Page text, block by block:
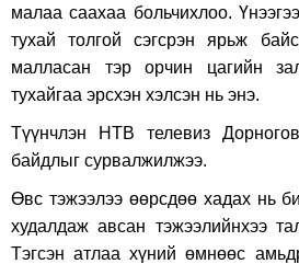
малаа саахаа больчихлоо.
тухай толгой сэгсрэн ярьж
малласан тэр орчин цагийн
тухайгаа эрсхэн хэлсэн нь энэ.
Түүнчлэн НТВ телевиз
байдлыг сурвалжилжээ.
Өвс тэжээлээ өөрсдөө хадах нь
худалдаж авсан тэжээлийнхээ
Тэгсэн атлаа хүний өмнөөс